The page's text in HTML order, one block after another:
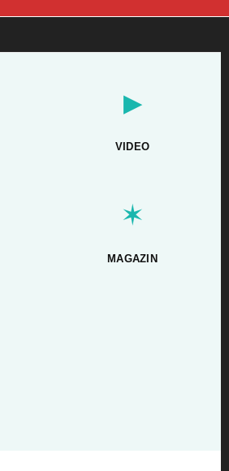
▶
VIDEO
✶
MAGAZIN